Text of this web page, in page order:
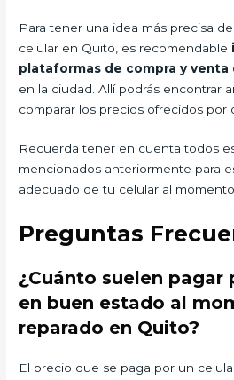
Para tener una idea más precisa
celular en Quito, es recomendable
plataformas de compra y venta
en la ciudad. Allí podrás encontrar
comparar los precios ofrecidos por
Recuerda tener en cuenta todos
mencionados anteriormente para
adecuado de tu celular al
Preguntas
¿Cuánto suelen pagar
en buen estado al
reparado en Quito?
El precio que se paga por un